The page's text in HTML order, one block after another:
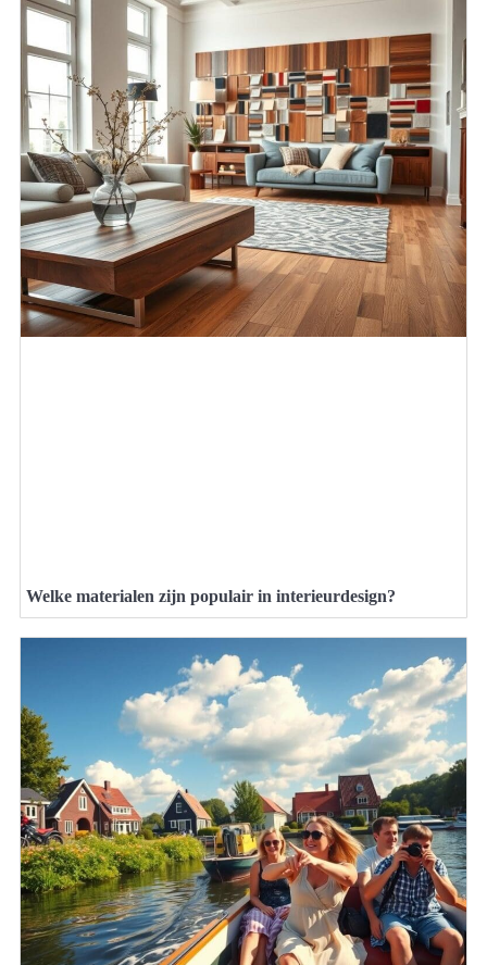
Welke materialen zijn populair in interieurdesign?